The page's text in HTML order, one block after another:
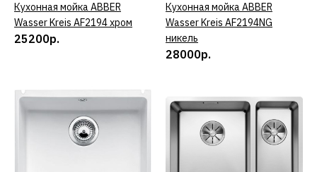
ДОБАВИТЬ К СРАВНЕНИЮ
ДОБАВИТЬ В ПОЖЕЛАНИЯ
Wasser Kreis AF2194NG
никель
КУПИТЬ
Кухонная мойка ABBER
Wasser Kreis AF2194 хром
25200р.
КУПИТЬ
Кухонная мойка ABBER
Wasser Kreis AF2194NG
никель
28000р.